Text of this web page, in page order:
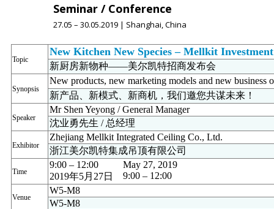
Seminar / Conference
27.05 – 30.05.2019 | Shanghai, China
Topic
New Kitchen New Species – Mellkit
新厨房新物种——美尔凯特招商发布会
Synopsis
New products, new marketing models and new
新产品、新模式、新商机，我们邀您共谋未来！
Speaker
Mr Shen Yeyong / General Manager
沈业勇先生 / 总经理
Exhibitor
Zhejiang Mellkit Integrated Ceiling Co., Ltd.
浙江美尔凯特集成吊顶有限公司
Time
9:00 – 12:00
May 27, 2019
2019年5月27日
9:00 – 12:00
Venue
W5-M8
W5-M8